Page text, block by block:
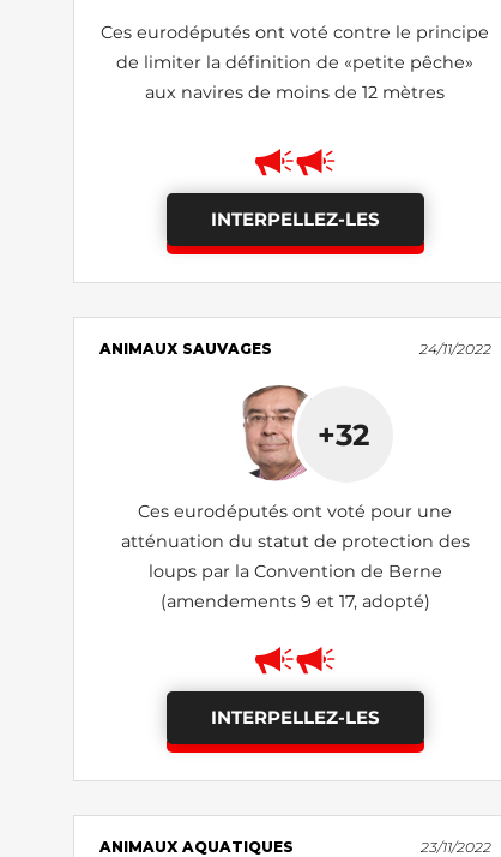
Ces eurodéputés ont voté contre le principe
de limiter la définition de «petite pêche»
aux navires de moins de 12 mètres
INTERPELLEZ-LES
ANIMAUX SAUVAGES 24/11/2022
+32
Ces eurodéputés ont voté pour une
atténuation du statut de protection des
loups par la Convention de Berne
(amendements 9 et 17, adopté)
INTERPELLEZ-LES
ANIMAUX AQUATIQUES 23/11/2022